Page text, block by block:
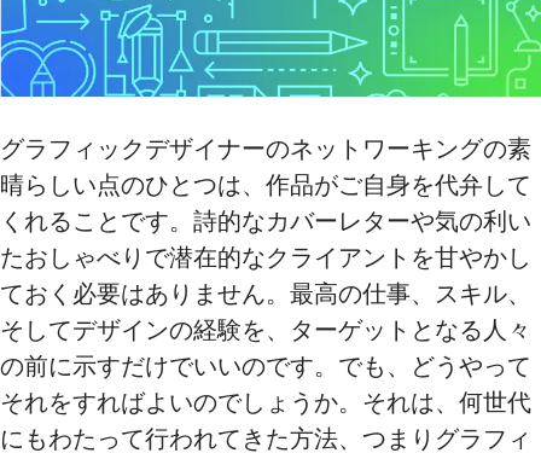
グラフィックデザイナーのネットワーキングの素
晴らしい点のひとつは、作品がご自身を代弁して
くれることです。詩的なカバーレターや気の利い
たおしゃべりで潜在的なクライアントを甘やかし
ておく必要はありません。最高の仕事、スキル、
そしてデザインの経験を、ターゲットとなる人々
の前に示すだけでいいのです。でも、どうやって
それをすればよいのでしょうか。それは、何世代
にもわたって行われてきた方法、つまりグラフィ